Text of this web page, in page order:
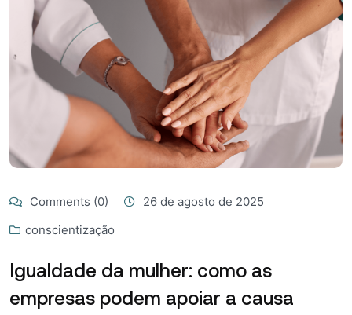
Comments (0)
26 de agosto de 2025
conscientização
Igualdade da mulher: como as
empresas podem apoiar a causa